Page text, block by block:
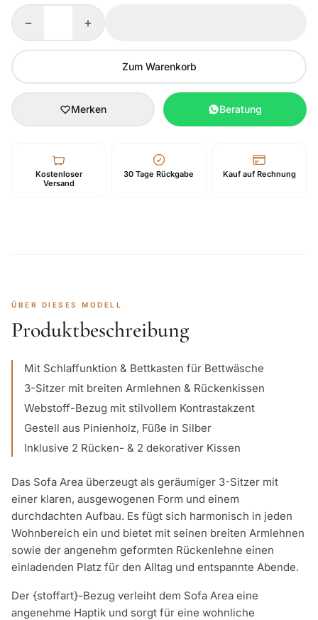
− +
Zum Warenkorb
Merken Beratung
Kostenloser
Versand
30 Tage Rückgabe Kauf auf Rechnung
ÜBER DIESES MODELL
Produktbeschreibung
Mit Schlaffunktion & Bettkasten für Bettwäsche
3-Sitzer mit breiten Armlehnen & Rückenkissen
Webstoff-Bezug mit stilvollem Kontrastakzent
Gestell aus Pinienholz, Füße in Silber
Inklusive 2 Rücken- & 2 dekorativer Kissen
Das Sofa Area überzeugt als geräumiger 3-Sitzer mit
einer klaren, ausgewogenen Form und einem
durchdachten Aufbau. Es fügt sich harmonisch in jeden
Wohnbereich ein und bietet mit seinen breiten Armlehnen
sowie der angenehm geformten Rückenlehne einen
einladenden Platz für den Alltag und entspannte Abende.
Der {stoffart}-Bezug verleiht dem Sofa Area eine
angenehme Haptik und sorgt für eine wohnliche